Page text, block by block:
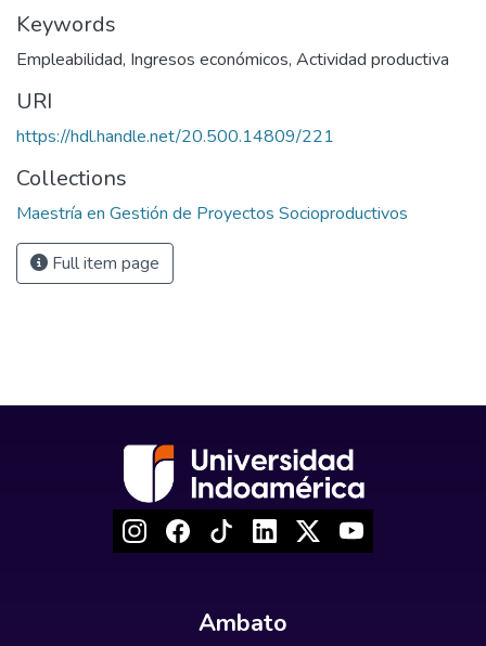
Keywords
Empleabilidad, Ingresos económicos, Actividad productiva
URI
https://hdl.handle.net/20.500.14809/221
Collections
Maestría en Gestión de Proyectos Socioproductivos
Full item page
Ambato